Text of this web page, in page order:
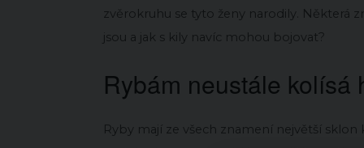
zvěrokruhu se tyto ženy narodily. Některá
jsou a jak s kily navíc mohou bojovat?
Rybám neustále kolísá
Ryby mají ze všech znamení největší